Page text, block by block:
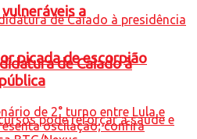
a
picada de escorpião
de Caiado à